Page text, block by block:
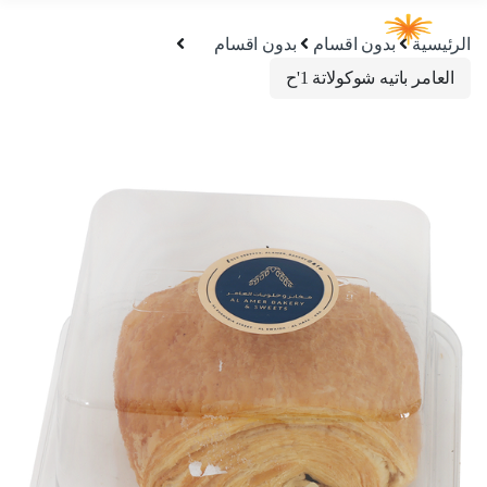
الرئيسية بدون اقسام
بدون اقسام
العامر باتيه شوكولاتة 1'ح